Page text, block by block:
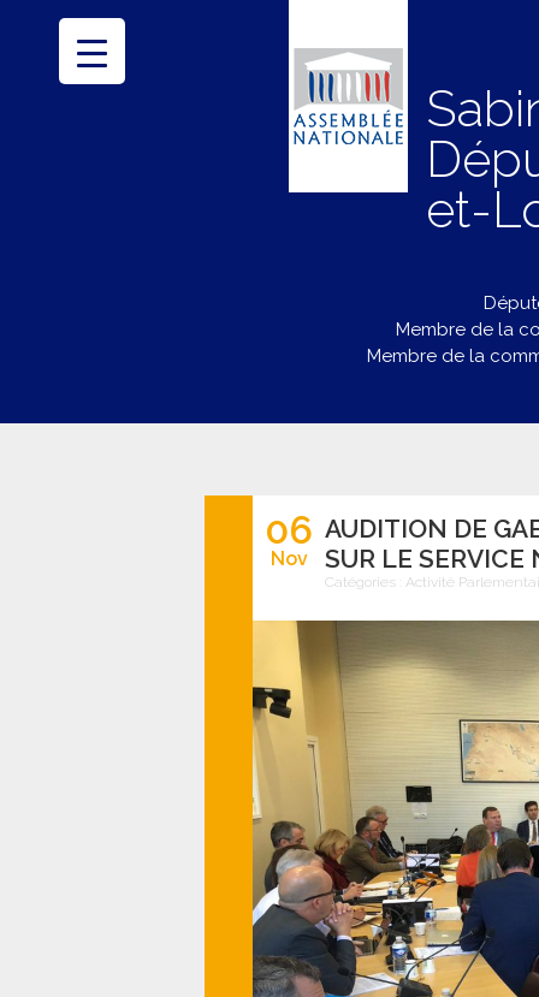
et-
Membre de la
Membre de la
06
Nov
AUDITION DE
SUR LE
Catégories : Activité